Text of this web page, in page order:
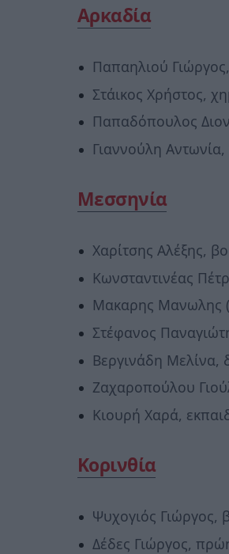
Αρκαδία
Παπαηλιού
Στάικος Χρήστος,
Παπαδόπουλος
Γιαννούλη
Μεσσηνία
Χαρίτσης Αλέξης,
Κωνσταντινέας
Μακαρης Μανωλης
Στέφανος
Βεργινάδη Μελίνα,
Ζαχαροπούλου
Κιουρή Χαρά,
Κορινθία
Ψυχογιός Γιώργος,
Δέδες Γιώργος,